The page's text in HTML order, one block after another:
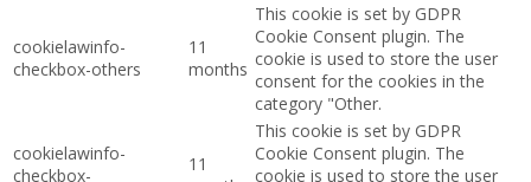
cookielawinfo-
checkbox-others
11
months
This cookie is set by GDPR
Cookie Consent plugin. The
cookie is used to store the user
consent for the cookies in the
category "Other.
cookielawinfo-
checkbox-
11
This cookie is set by GDPR
Cookie Consent plugin. The
cookie is used to store the user